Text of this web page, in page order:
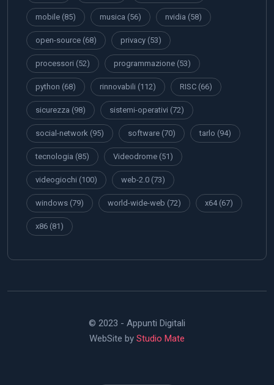
mobile (85) musica (56) nvidia (58)
open-source (68) privacy (53)
processori (52) programmazione (53)
python (68) rinnovabili (112) RISC (66)
sicurezza (98) sistemi-operativi (72)
social-network (95) software (70) tarlo (94)
tecnologia (85) Videodrome (51)
videogiochi (100) web-2.0 (73)
windows (79) world-wide-web (72) x64(67)
x86 (81)
© 2023 - Appunti Digitali
WebSite by Studio Mate